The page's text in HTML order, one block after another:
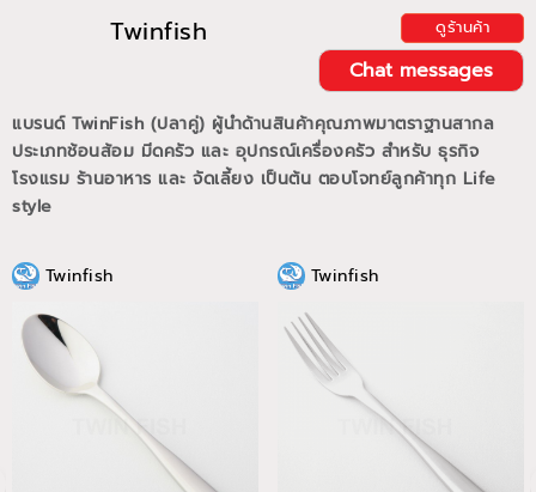
Twinfish ดูร้านค้า
Chat messages
แบรนด์ TwinFish (ปลาคู่) ผู้นำด้านสินค้าคุณภาพมาตราฐานสากล
ประเภทช้อนส้อม มีดครัว และ อุปกรณ์เครื่องครัว สำหรับ ธุรกิจ
โรงแรม ร้านอาหาร และ จัดเลี้ยง เป็นต้น ตอบโจทย์ลูกค้าทุก Life
style
Twinfish Twinfish